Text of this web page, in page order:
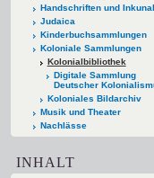
Handschriften und
Judaica
Kinderbuchsammlungen
Koloniale Sammlungen
Kolonialbibliothek
Digitale Sammlung
Deutscher
Koloniales Bildarchiv
Musik und Theater
Nachlässe
INHALT